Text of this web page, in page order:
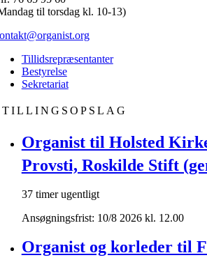
til torsdag kl. 10-13)
Tillidsrepræsentanter
Bestyrelse
Sekretariat
Organist til Holsted
Provsti, Roskilde Stift
37 timer ugentligt
Ansøgningsfrist: 10/8 2026 kl. 12.00
Organist og korleder til